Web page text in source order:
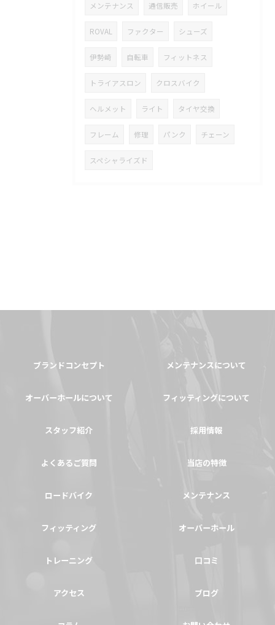
メンテナンス 通信販売 ホイール
ROVAL ファクター シューズ
伊勢崎 自転車 フィットネス
トライアスロン クロスバイク
ヘルメット ライト タイヤ交換
フレーム 修理 パンク チェーン
スペシャライズド
ブランドコンセプト メンテナンスについて
オーバーホールについて フィッティングについて
スタッフ紹介 採用情報
よくあるご質問 当店の特徴
ロードバイク メンテナンス
フィッティング オーバーホール
トレーニング 口コミ
アクセス ブログ